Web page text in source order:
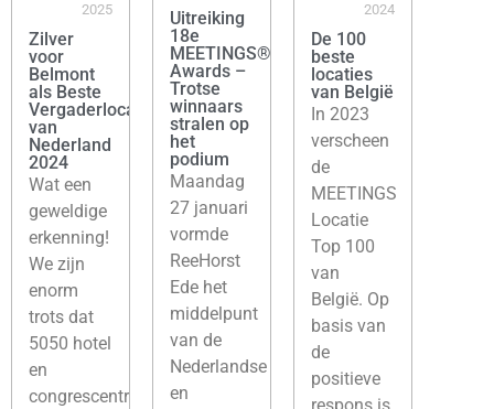
2025
Zilver
voor
Belmont
als Beste
Vergaderlocatie
van
Nederland
2024
Wat een
geweldige
erkenning!
We zijn
enorm
trots dat
5050 hotel
en
congrescentrum
Uitreiking
18e
MEETINGS®
Awards –
Trotse
winnaars
stralen op
het
podium
Maandag
27 januari
vormde
ReeHorst
Ede het
middelpunt
van de
Nederlandse
en
2024
De 100
beste
locaties
van België
In 2023
verscheen
de
MEETINGS
Locatie
Top 100
van
België. Op
basis van
de
positieve